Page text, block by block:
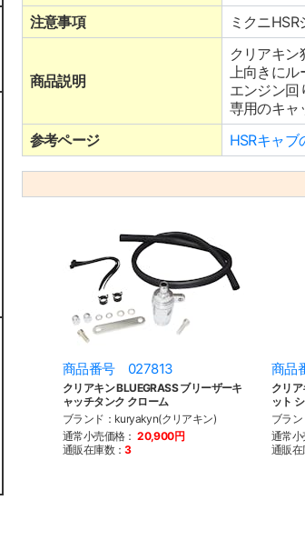
注意事項
ミクニ
商品説明
クリアキン
上向きにル
エンジン回
専用のキャ
参考ページ
HSRキャブ
商品番号 027813
クリアキン BLUEGRASS ブリーザーキ
ャッチタンク クローム
ブランド：kuryakyn(クリアキン)
通常小売価格： 20,900円
通販在庫数：3
商品
クリ
ット
ブラ
通常小
通販